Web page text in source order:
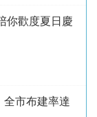
你歡度夏日慶
市布建率達